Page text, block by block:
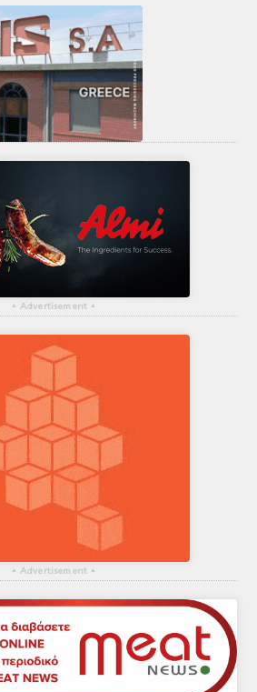
▴ Advertisement ▴
▴ Advertisement ▴